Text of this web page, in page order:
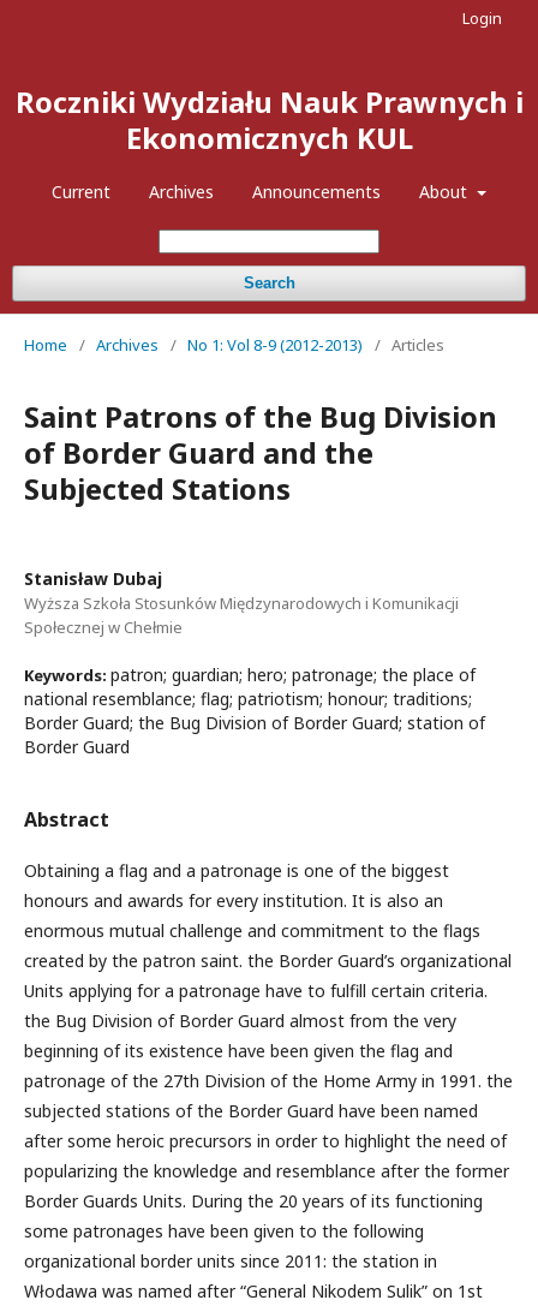
Roczniki Wydziału Nauk Prawnych i
Ekonomicznych KUL
Current Archives Announcements About
Search
Login
Home / Archives / No 1: Vol 8-9 (2012-2013) / Articles
Saint Patrons of the Bug Division
of Border Guard and the
Subjected Stations
Stanisław Dubaj
Wyższa Szkoła Stosunków Międzynarodowych i Komunikacji
Społecznej w Chełmie
Keywords: patron; guardian; hero; patronage; the place of
national resemblance; flag; patriotism; honour; traditions;
Border Guard; the Bug Division of Border Guard; station of
Border Guard
Abstract
Obtaining a flag and a patronage is one of the biggest
honours and awards for every institution. It is also an
enormous mutual challenge and commitment to the flags
created by the patron saint. the Border Guard’s organizational
Units applying for a patronage have to fulfill certain criteria.
the Bug Division of Border Guard almost from the very
beginning of its existence have been given the flag and
patronage of the 27th Division of the Home Army in 1991. the
subjected stations of the Border Guard have been named
after some heroic precursors in order to highlight the need of
popularizing the knowledge and resemblance after the former
Border Guards Units. During the 20 years of its functioning
some patronages have been given to the following
organizational border units since 2011: the station in
Włodawa was named after “General Nikodem Sulik” on 1st